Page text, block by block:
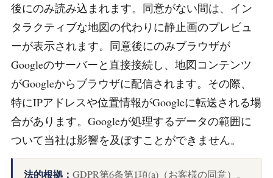
後にのみ読み込まれます。同意がない間は、イン
タラクティブな地図の代わりに静止画のプレビュ
ーが表示されます。同意後にのみブラウザが
Googleのサーバーと直接接続し、地図コンテンツ
がGoogleからブラウザに配信されます。その際、
特にIPアドレスや位置情報がGoogleに転送される場
合があります。Googleが処理するデータの範囲に
ついて当社は影響を及ぼすことができません。
法的根拠： GDPR第6条第1項(a)（お客様の同意）。